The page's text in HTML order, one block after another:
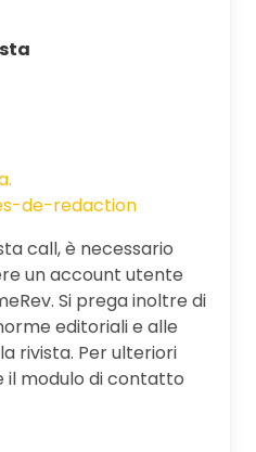
de-redaction
call, è necessario
un account utente
Si prega inoltre di
editoriali e alle
rivista. Per ulteriori
il modulo di contatto